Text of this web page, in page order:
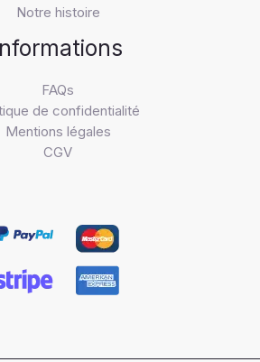
Notre histoire
FAQs
de confidentialité
Mentions légales
CGV